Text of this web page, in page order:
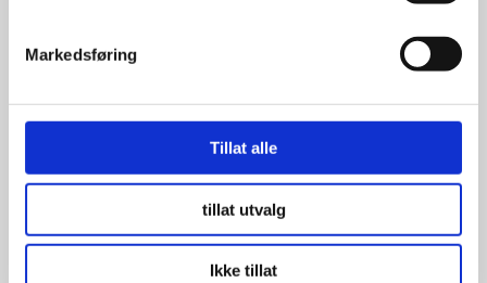
Markedsføring
Tillat alle
tillat utvalg
Ikke tillat